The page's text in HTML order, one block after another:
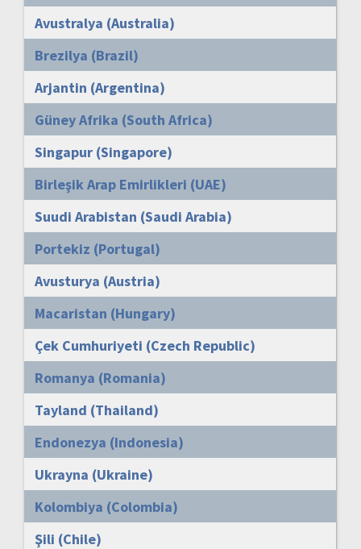
Avustralya (Australia)
Brezilya (Brazil)
Arjantin (Argentina)
Güney Afrika (South Africa)
Singapur (Singapore)
Birleşik Arap Emirlikleri (UAE)
Suudi Arabistan (Saudi Arabia)
Portekiz (Portugal)
Avusturya (Austria)
Macaristan (Hungary)
Çek Cumhuriyeti (Czech Republic)
Romanya (Romania)
Tayland (Thailand)
Endonezya (Indonesia)
Ukrayna (Ukraine)
Kolombiya (Colombia)
Şili (Chile)